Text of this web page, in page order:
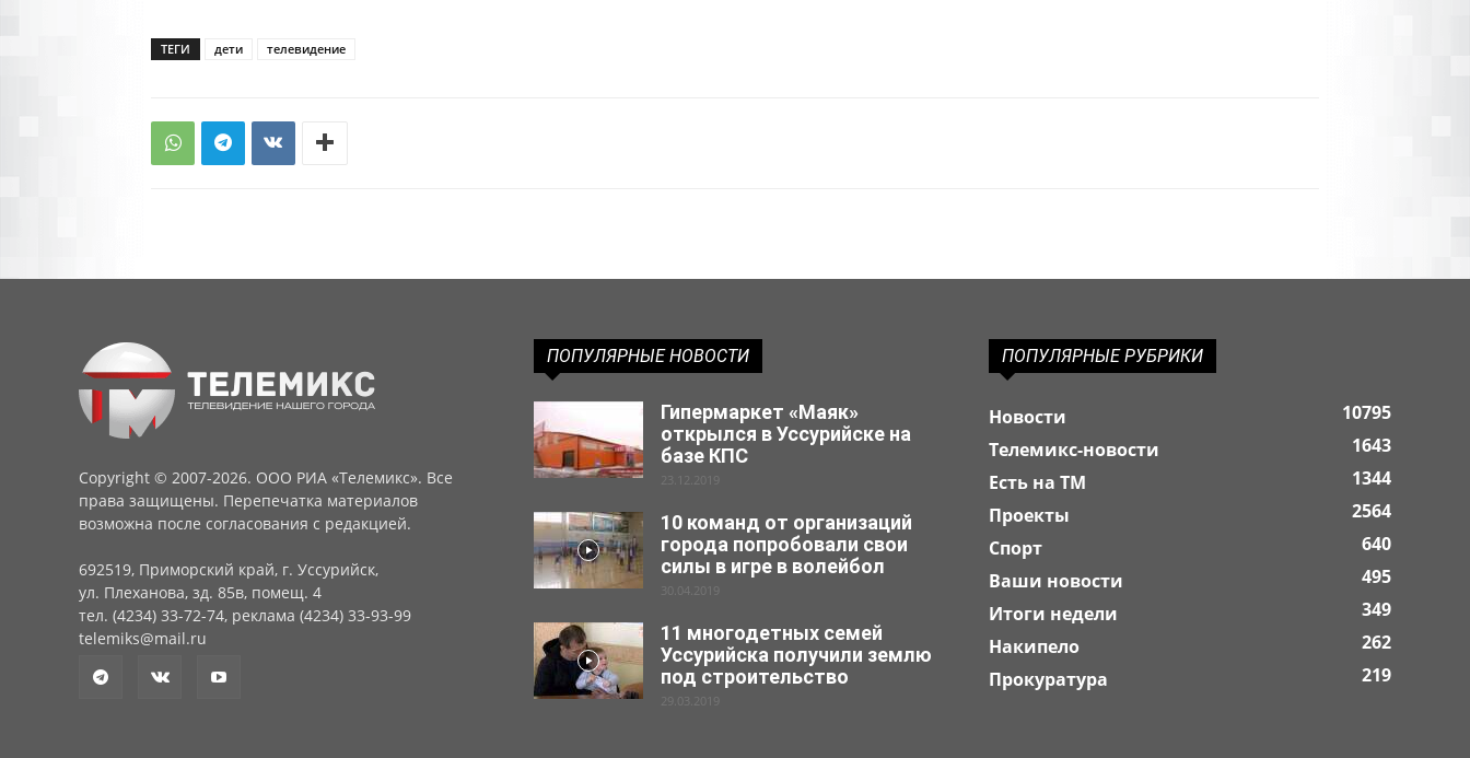
ТЕГИ дети телевидение
Copyright © 2007-2026. ООО РИА «Телемикс». Все
права защищены. Перепечатка материалов
возможна после согласования с редакцией.
692519, Приморский край, г. Уссурийск,
ул. Плеханова, зд. 85в, помещ. 4
тел. (4234) 33-72-74, реклама (4234) 33-93-99
telemiks@mail.ru
ПОПУЛЯРНЫЕ НОВОСТИ
Гипермаркет «Маяк»
открылся в Уссурийске на
базе КПС
23.12.2019
10 команд от организаций
города попробовали свои
силы в игре в волейбол
30.04.2019
11 многодетных семей
Уссурийска получили землю
под строительство
29.03.2019
ПОПУЛЯРНЫЕ РУБРИКИ
Новости
10795
Телемикс-новости
1643
Есть на ТМ
1344
Проекты
2564
Спорт
640
Ваши новости
495
Итоги недели
349
Накипело
262
Прокуратура
219